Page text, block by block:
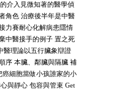
介入見微知著的醫學偵
角色 治療後半年是中醫
力賽耐心化解病患隱情
中醫接手的例子 置之死
醫理論以五行臟象辯證
序 本臟、鄰臟與隔臟 補
細胞當做小孩誰家的小
與靜心 包容與管束 Get